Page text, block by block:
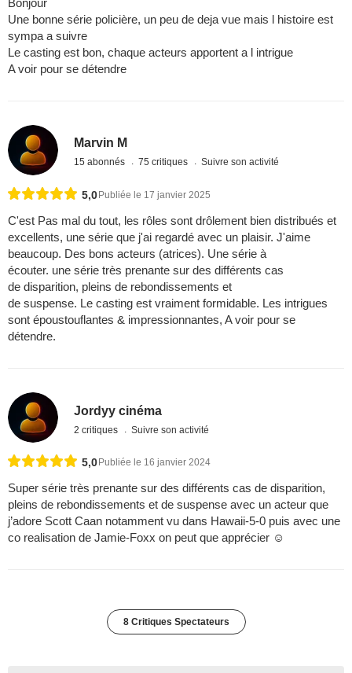
Une bonne série policière, un peu de deja vue mais l histoire est
sympa a suivre
Le casting est bon, chaque acteurs apportent a l intrigue
A voir pour se détendre
Marvin M
15 abonnés 75 critiques Suivre son activité
5,0 Publiée le 17 janvier 2025
C'est Pas mal du tout, les rôles sont drôlement bien distribués et
excellents, une série que j'ai regardé avec un plaisir. J'aime
beaucoup. Des bons acteurs (atrices). Une série à
écouter. une série très prenante sur des différents cas
de disparition, pleins de rebondissements et
de suspense. Le casting est vraiment formidable. Les intrigues
sont époustouflantes & impressionnantes, A voir pour se
détendre.
Jordyy cinéma
2 critiques Suivre son activité
5,0 Publiée le 16 janvier 2024
Super série très prenante sur des différents cas de disparition,
pleins de rebondissements et de suspense avec un acteur que
j’adore Scott Caan notamment vu dans Hawaii-5-0 puis avec une
co realisation de Jamie-Foxx on peut que apprécier ☺️
8 Critiques Spectateurs